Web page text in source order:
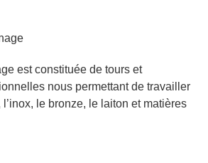
est constituée de tours et
nous permettant de travailler
l’inox, le bronze, le laiton et matières